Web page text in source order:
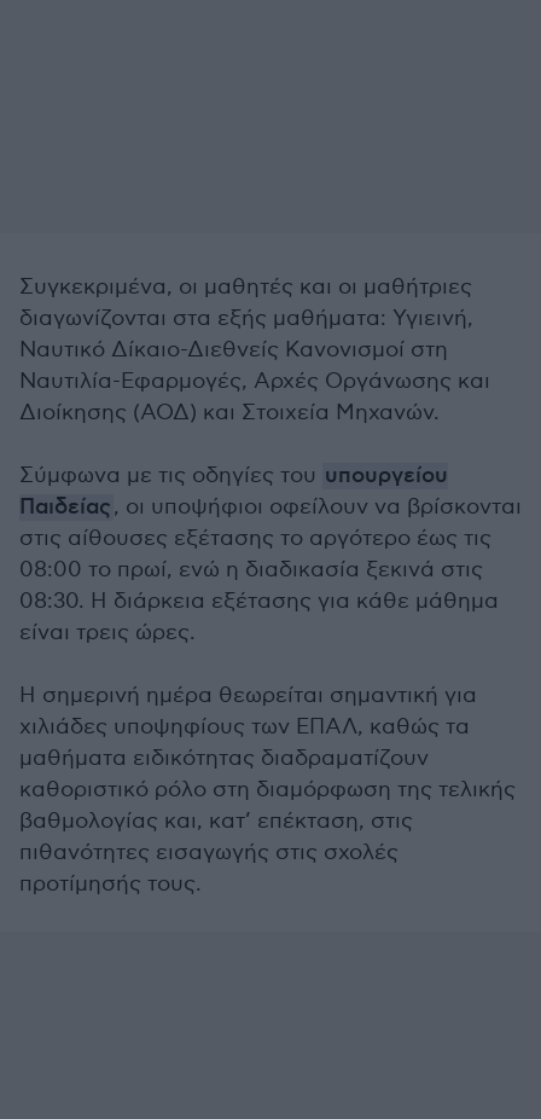
Συγκεκριμένα, οι μαθητές και οι μαθήτριες
διαγωνίζονται στα εξής μαθήματα: Υγιεινή,
Ναυτικό Δίκαιο-Διεθνείς Κανονισμοί στη
Ναυτιλία-Εφαρμογές, Αρχές Οργάνωσης και
Διοίκησης (ΑΟΔ) και Στοιχεία Μηχανών.
Σύμφωνα με τις οδηγίες του υπουργείου
Παιδείας, οι υποψήφιοι οφείλουν να βρίσκονται
στις αίθουσες εξέτασης το αργότερο έως τις
08:00 το πρωί, ενώ η διαδικασία ξεκινά στις
08:30. Η διάρκεια εξέτασης για κάθε μάθημα
είναι τρεις ώρες.
Η σημερινή ημέρα θεωρείται σημαντική για
χιλιάδες υποψηφίους των ΕΠΑΛ, καθώς τα
μαθήματα ειδικότητας διαδραματίζουν
καθοριστικό ρόλο στη διαμόρφωση της τελικής
βαθμολογίας και, κατ’ επέκταση, στις
πιθανότητες εισαγωγής στις σχολές
προτίμησής τους.